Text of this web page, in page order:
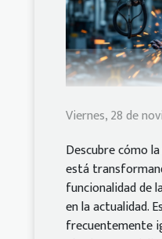
Viernes, 28 de
Descubre cómo
está
funcionalidad de
en la actualidad.
frecuentemente